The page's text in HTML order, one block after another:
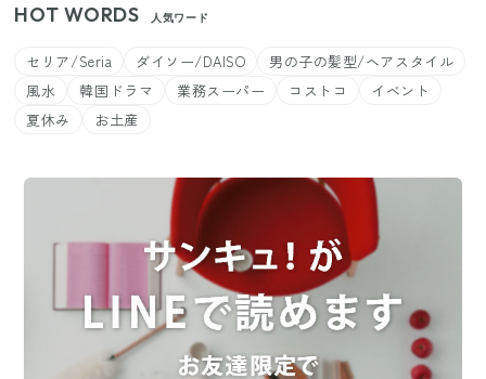
HOT WORDS 人気ワード
セリア/Seria ダイソー/DAISO
男の子の髪型/ヘアスタイル
風水
韓国ドラマ 業務スーパー コストコ
イベント
夏休み
お土産